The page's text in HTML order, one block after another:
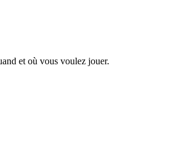
et où vous voulez jouer.